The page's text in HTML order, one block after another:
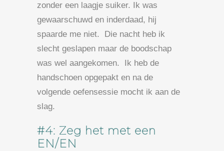
zonder een laagje suiker. Ik was
gewaarschuwd en inderdaad, hij
spaarde me niet. Die nacht heb ik
slecht geslapen maar de boodschap
was wel aangekomen. Ik heb de
handschoen opgepakt en na de
volgende oefensessie mocht ik aan de
slag.
#4: Zeg het met een
EN/EN